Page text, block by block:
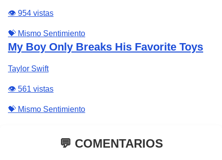
👁️ 954 vistas
💝 Mismo Sentimiento
My Boy Only Breaks His Favorite Toys
Taylor Swift
👁️ 561 vistas
💝 Mismo Sentimiento
💬 COMENTARIOS